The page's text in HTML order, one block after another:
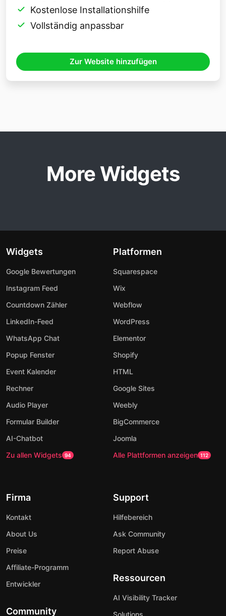
Kostenlose Installationshilfe
Vollständig anpassbar
Zur Website hinzufügen
More Widgets
Widgets
Google Bewertungen
Instagram Feed
Countdown Zähler
LinkedIn-Feed
WhatsApp Chat
Popup Fenster
Event Kalender
Rechner
Audio Player
Formular Builder
AI-Chatbot
Zu allen Widgets 94
Platformen
Squarespace
Wix
Webflow
WordPress
Elementor
Shopify
HTML
Google Sites
Weebly
BigCommerce
Joomla
Alle Plattformen anzeigen 112
Firma
Kontakt
About Us
Preise
Affiliate-Programm
Entwickler
Community
Support
Hilfebereich
Ask Community
Report Abuse
Ressourcen
AI Visibility Tracker
Solutions